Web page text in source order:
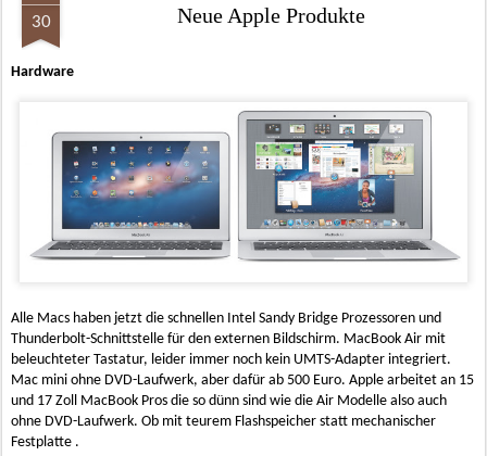
30 Neue Apple Produkte
Hardware
Alle Macs haben jetzt die schnellen Intel Sandy Bridge Prozessoren und
Thunderbolt-Schnittstelle für den externen Bildschirm. MacBook Air mit
beleuchteter Tastatur, leider immer noch kein UMTS-Adapter integriert.
Mac mini ohne DVD-Laufwerk, aber dafür ab 500 Euro. Apple arbeitet an 15
und 17 Zoll MacBook Pros die so dünn sind wie die Air Modelle also auch
ohne DVD-Laufwerk. Ob mit teurem Flashspeicher statt mechanischer
Festplatte .